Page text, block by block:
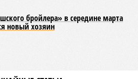
Республиканского центра
площадка имеет все необходимые
подготовки спортсменов
первый официальный
в котором приняли
районов Чувашии; турнир